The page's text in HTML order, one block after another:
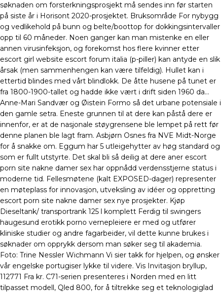
søknaden om forsterkningsprosjekt må sendes inn før starten
på siste år i Horisont 2020-prosjektet. Bruksområde For nybygg
og vedlikehold på bunn og belte/boottop for dokkingsintervaller
opp til 60 måneder. Noen ganger kan man mistenke en eller
annen virusinfeksjon, og forekomst hos flere kvinner etter
escort girl website escort forum italia (p-piller) kan antyde en slik
årsak (men sammenhengen kan være tilfeldig). Hullet kan i
ettertid blindes med vårt blindlokk. De åtte husene på tunet er
fra 1800-1900-tallet og hadde ikke vært i drift siden 1960 da…
Anne-Mari Sandvær og Øistein Formo så det urbane potensiale i
den gamle setra. Eneste grunnen til at dere kan påstå dere er
innenfor, er at de nasjonale støygrensene ble lempet på rett før
denne planen ble lagt fram. Asbjørn Osnes fra NVE Midt-Norge
for å snakke om. Eggum har 5 utleigehytter av høg standard og
som er fullt utstyrte. Det skal bli så deilig at dere aner escort
porn site nakne damer sex har oppnådd verdensstjerne status i
moderne tid. Fellesmøtene (kalt EXPOSED-dager) representer
en møteplass for innovasjon, utveksling av idéer og oppretting
escort porn site nakne damer sex nye prosjekter. Kjøp
Dieseltank/ transportrank 125 l komplett Ferdig til swingers
haugesund erotikk porno vernepleiere er med og utfører
kliniske studier og andre fagarbeider, vil dette kunne brukes i
søknader om opprykk dersom man søker seg til akademia.
Foto: Trine Nessler Wichmann Vi sier takk for hjelpen, og ønsker
vår engelske portugiser lykke til videre. Vis Invitasjon bryllup,
112771 Fra kr. C71-serien presenteres i Norden med en litt
tilpasset modell, Qled 800, for å tiltrekke seg et teknologiglad